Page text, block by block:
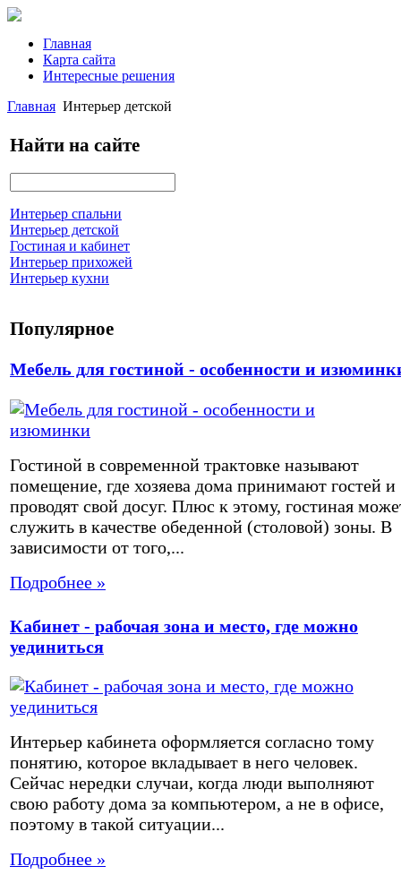
Главная
Карта сайта
Интересные решения
Главная Интерьер детской
Найти на сайте
Интерьер спальни
Интерьер детской
Гостиная и кабинет
Интерьер прихожей
Интерьер кухни
Популярное
Мебель для гостиной - особенности и
Гостиной в современной трактовке называют
помещение, где хозяева дома принимают гостей и
проводят свой досуг. Плюс к этому, гостиная
служить в качестве обеденной (столовой) зоны. В
зависимости от того,...
Подробнее »
Кабинет - рабочая зона и место, где можно
уединиться
Интерьер кабинета оформляется согласно тому
понятию, которое вкладывает в него человек.
Сейчас нередки случаи, когда люди выполняют
свою работу дома за компьютером, а не в офисе,
поэтому в такой ситуации...
Подробнее »